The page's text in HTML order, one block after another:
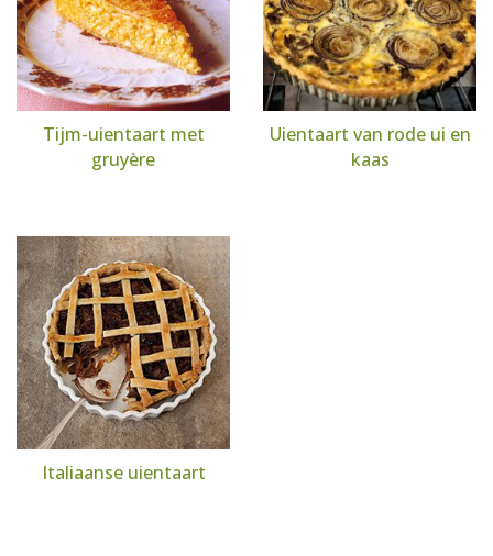
Tijm-uientaart met
gruyère
Uientaart van rode ui en
kaas
Italiaanse uientaart